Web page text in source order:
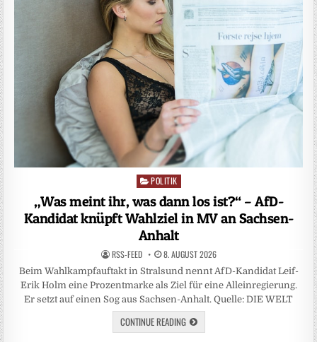
Posted
POLITIK
„Was meint ihr, was dann los ist?“ – AfD-
Kandidat knüpft Wahlziel in MV an Sachsen-
Anhalt
RSS-FEED 8. AUGUST 2026
Beim Wahlkampfauftakt in Stralsund nennt AfD-Kandidat Leif-
Erik Holm eine Prozentmarke als Ziel für eine Alleinregierung.
Er setzt auf einen Sog aus Sachsen-Anhalt. Quelle: DIE WELT
CONTINUE READING